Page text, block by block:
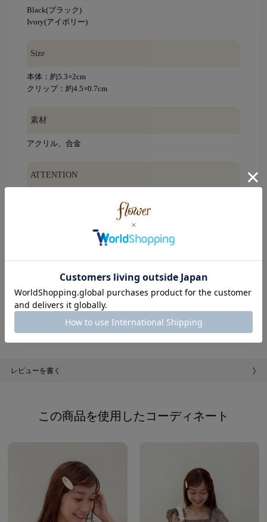
Black(ブラック)
Ivory(アイボリー)
Size
本体：約5.3×2cm
クリップ：約4.5×0.7cm
素材
アクリル、合金
ATTENTION
つひとつ大きさや形・色味が多少異なる場合もございます。
※摩擦や引っ張り等により、破損するおそれがありますの
で、丁寧にお取り扱いください。
※ご使用の際には周囲の物との引っかかりにご注意くださ
やご覧いただいているモニター画面、携帯電話キャリアによ
って、実際の商品とは多少異なった色に見える場合がありま
す。
※こちらの商品はインポート商品です。
レビューを書く
この商品を使用したコーディネート